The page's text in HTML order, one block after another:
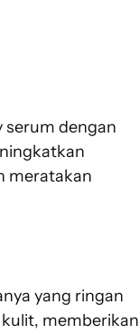
serum dengan
meratakan
yang ringan
memberikan